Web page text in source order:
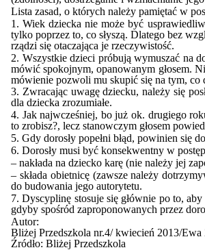
Lista zasad, o których należy pamiętać w
1. Wiek dziecka nie może być
tylko poprzez to, co słyszą. Dlatego bez
rządzi się otaczająca je rzeczywistość.
2. Wszystkie dzieci próbują wymuszać na
mówić spokojnym, opanowanym głosem.
mówienie pozwoli mu skupić się na tym, co
3. Zwracając uwagę dziecku, należy się
dla dziecka zrozumiałe.
4. Jak najwcześniej, bo już ok. drugiego
to zrobisz?, lecz stanowczym głosem
5. Gdy dorosły popełni błąd, powinien się
6. Dorosły musi być konsekwentny w
– nakłada na dziecko karę (nie należy jej
– składa obietnicę (zawsze należy
do budowania jego autorytetu.
7. Dyscyplinę stosuje się głównie po to,
gdyby spośród zaproponowanych przez
Autor:
Bliżej Przedszkola nr.4/ kwiecień 2013/Ewa
Źródło: Bliżej Przedszkola